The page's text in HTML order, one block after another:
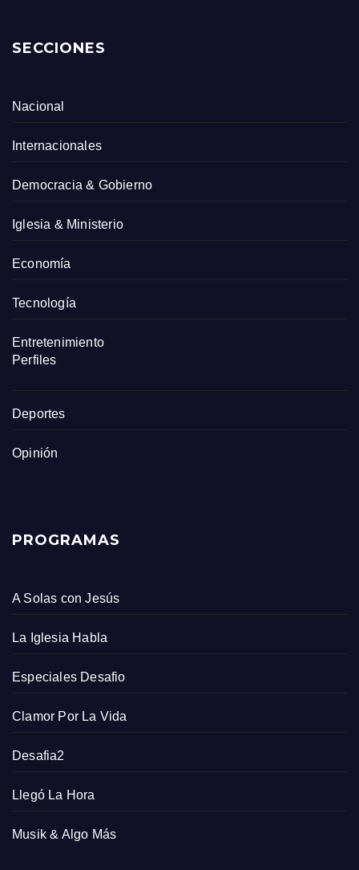
SECCIONES
Nacional
Internacionales
Democracia & Gobierno
Iglesia & Ministerio
Economía
Tecnología
Entretenimiento
Perfiles
Deportes
Opinión
PROGRAMAS
A Solas con Jesús
La Iglesia Habla
Especiales Desafio
Clamor Por La Vida
Desafia2
Llegó La Hora
Musik & Algo Más